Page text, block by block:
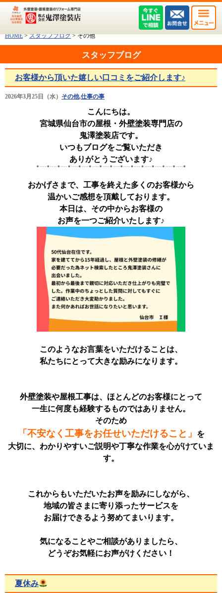
HOME > スタッフブログ > その他
スタッフブログ
お客様から頂いた嬉しい口コミをご紹介します♪
2026年3月25日（水） その他,仕事の事
こんにちは。
宮城県仙台市の屋根・外壁塗装専門店の
鬼澤塗装店です。
いつもブログをご覧いただき
ありがとうございます♪
おかげさまで、工事を終えた多くのお客様から
温かいご感想を頂戴しております。
本日は、その中からお客様の
お声を一つご紹介いたします♪
このようなお言葉をいただけることは、
私たちにとって大きな励みになります。
外壁塗装や屋根工事は、ほとんどのお客様にとって
一生に何度も経験するものではありません。
そのため
「不安なく工事をお任せいただけること」
を
大切に、わかりやすいご説明や丁寧な作業を心がけていま
す。
これからもいただいたお声を励みにしながら、
地域の皆さまに寄り添ったサービスを
お届けできるよう努めてまいります。
気になることやご相談がありましたら、
どうぞお気軽にお声がけください！
夏休み